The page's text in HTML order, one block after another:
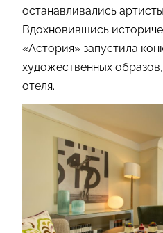
останавливались
Вдохновившись
«Астория» запустила
художественных
отеля.